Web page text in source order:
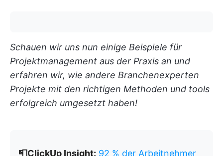
Schauen wir uns nun einige Beispiele für
Projektmanagement aus der Praxis an und
erfahren wir, wie andere Branchenexperten
Projekte mit den richtigen Methoden und tools
erfolgreich umgesetzt haben!
📮ClickUp Insight: 92 % der Arbeitnehmer